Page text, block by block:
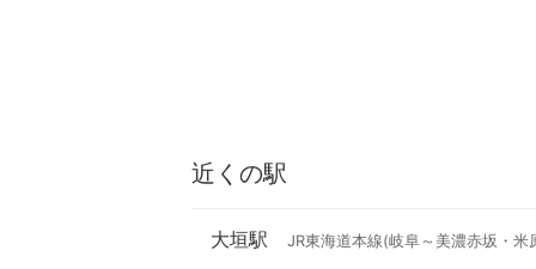
近くの駅
大垣駅 JR東海道本線(岐阜～美濃赤坂・米